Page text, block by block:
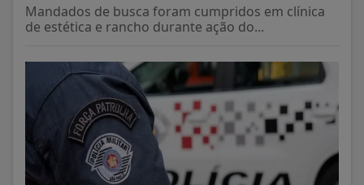
Mandados de busca foram cumpridos em clínica
de estética e rancho durante ação do...